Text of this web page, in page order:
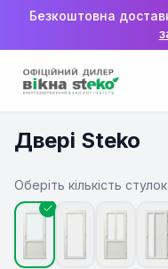
Безкоштовна
Двері Steko
Оберіть кількість